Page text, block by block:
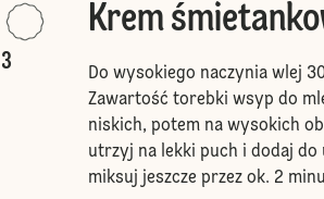
3
Krem
Do wysokiego naczynia wlej
Zawartość torebki wsyp do
niskich, potem na wysokich
utrzyj na lekki puch i dodaj do
miksuj jeszcze przez ok. 2